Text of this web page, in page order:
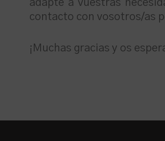
adapte a vuestras
contacto con vosotros/as
¡Muchas gracias y os